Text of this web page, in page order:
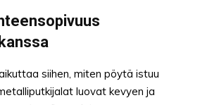
siihen, miten pöytä istuu
luovat kevyen ja